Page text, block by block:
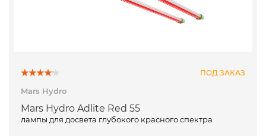
ПОД ЗАКАЗ
Mars Hydro
Mars Hydro Adlite Red 55
лампы для досвета глубокого красного спектра